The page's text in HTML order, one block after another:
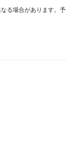
る場合があります。予